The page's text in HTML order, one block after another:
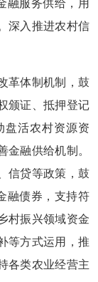
融服务供给，用
深入推进农村信
革体制机制，鼓
颁证、抵押登记
盘活农村资源资
金融供给机制。
、信贷等政策，鼓
融债券，支持符
村振兴领域资金
等方式运用，推
各类农业经营主